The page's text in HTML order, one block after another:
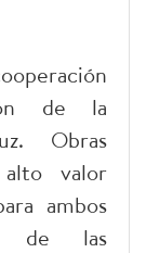
de la
Obras
valor
ambos
de las